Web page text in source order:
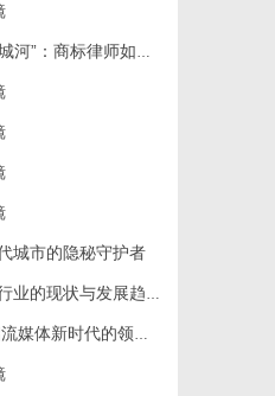
如何破解流量变现的知产焦虑
城市的隐秘守护者
的现状与发展趋势
新时代的领先平台